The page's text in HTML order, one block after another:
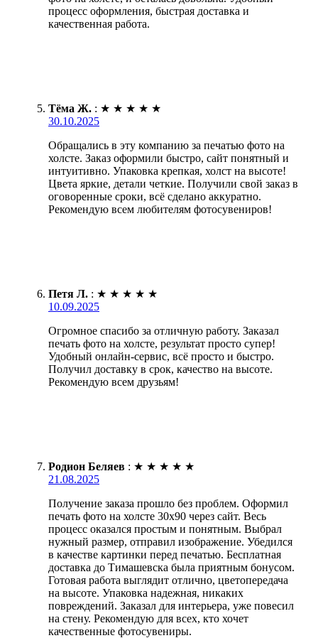
процесс оформления, быстрая доставка и
качественная работа.
Тёма Ж. : ★ ★ ★ ★ ★
30.10.2025
Обращались в эту компанию за печатью фото на
холсте. Заказ оформили быстро, сайт понятный и
интуитивно. Упаковка крепкая, холст на высоте!
Цвета яркие, детали четкие. Получили свой заказ в
оговоренные сроки, всё сделано аккуратно.
Рекомендую всем любителям фотосувениров!
Петя Л. : ★ ★ ★ ★ ★
10.09.2025
Огромное спасибо за отличную работу. Заказал
печать фото на холсте, результат просто супер!
Удобный онлайн-сервис, всё просто и быстро.
Получил доставку в срок, качество на высоте.
Рекомендую всем друзьям!
Родион Беляев : ★ ★ ★ ★ ★
21.08.2025
Получение заказа прошло без проблем. Оформил
печать фото на холсте 30х90 через сайт. Весь
процесс оказался простым и понятным. Выбрал
нужный размер, отправил изображение. Убедился
в качестве картинки перед печатью. Бесплатная
доставка до Тимашевска была приятным бонусом.
Готовая работа выглядит отлично, цветопередача
на высоте. Упаковка надежная, никаких
повреждений. Заказал для интерьера, уже повесил
на стену. Рекомендую для всех, кто хочет
качественные фотосувениры.